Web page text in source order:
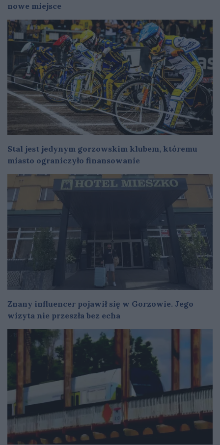
nowe miejsce
Stal jest jedynym gorzowskim klubem, któremu
miasto ograniczyło finansowanie
Znany influencer pojawił się w Gorzowie. Jego
wizyta nie przeszła bez echa